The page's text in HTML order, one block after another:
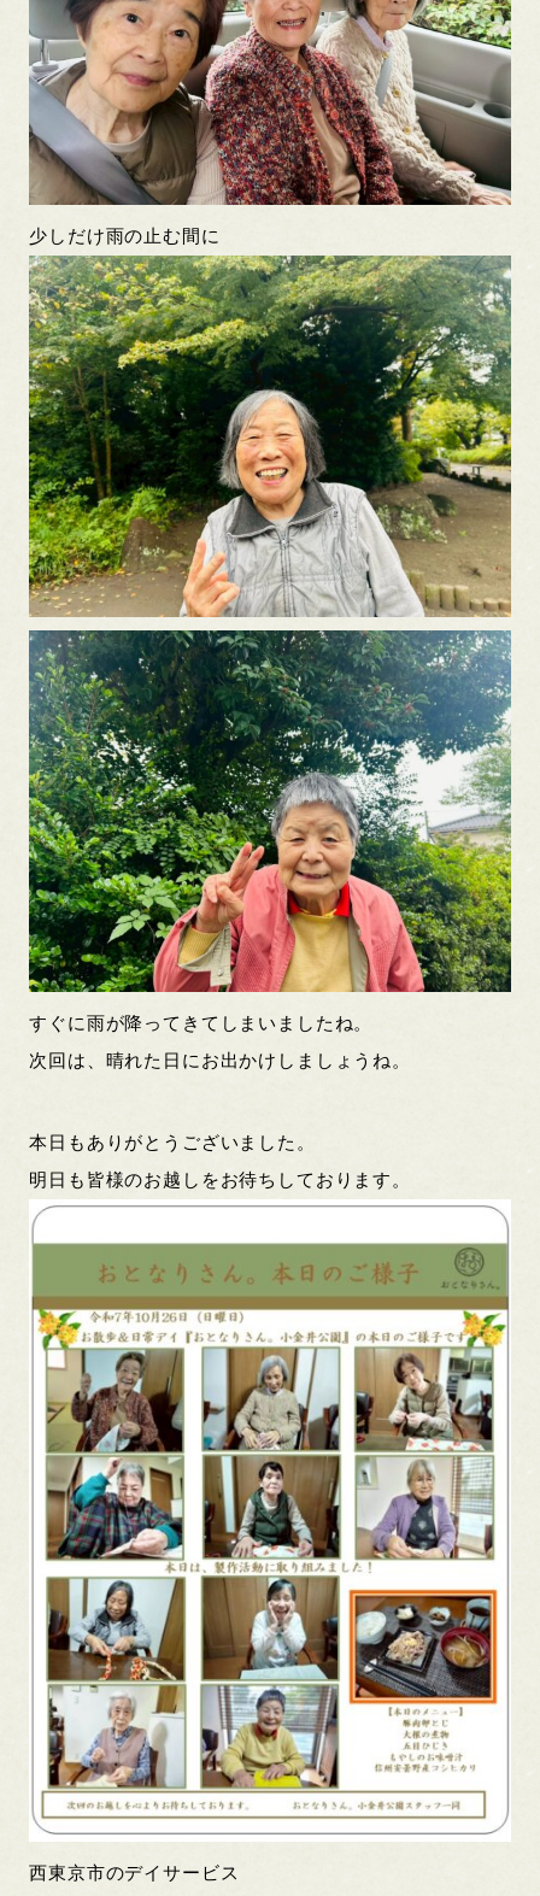
少しだけ雨の止む間に
すぐに雨が降ってきてしまいましたね。
次回は、晴れた日にお出かけしましょうね。
本日もありがとうございました。
明日も皆様のお越しをお待ちしております。
西東京市のデイサービス